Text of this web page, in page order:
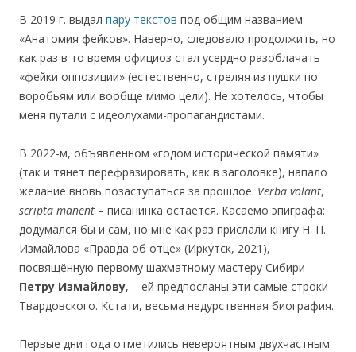
В 2019 г. выдал пару текстов под общим названием
«Анатомия фейков». Наверно, следовало продолжить, но
как раз в то время официоз стал усердно разоблачать
«фейки оппозиции» (естественно, стреляя из пушки по
воробьям или вообще мимо цели). Не хотелось, чтобы
меня путали с идеолухами-пропагандистами.
В 2022-м, объявленном «годом исторической памяти»
(так и тянет перефразировать, как в заголовке), напало
желание вновь позаступаться за прошлое. Verba volant,
scripta manent – писанинка остаётся. Касаемо эпиграфа:
додумался бы и сам, но мне как раз прислали книгу Н. П.
Измайлова «Правда об отце» (Иркутск, 2021),
посвящённую первому шахматному мастеру Сибири
Петру Измайлову, – ей предпосланы эти самые строки
Твардовского. Кстати, весьма недурственная биография.
Первые дни года отметились невероятным двухчастным